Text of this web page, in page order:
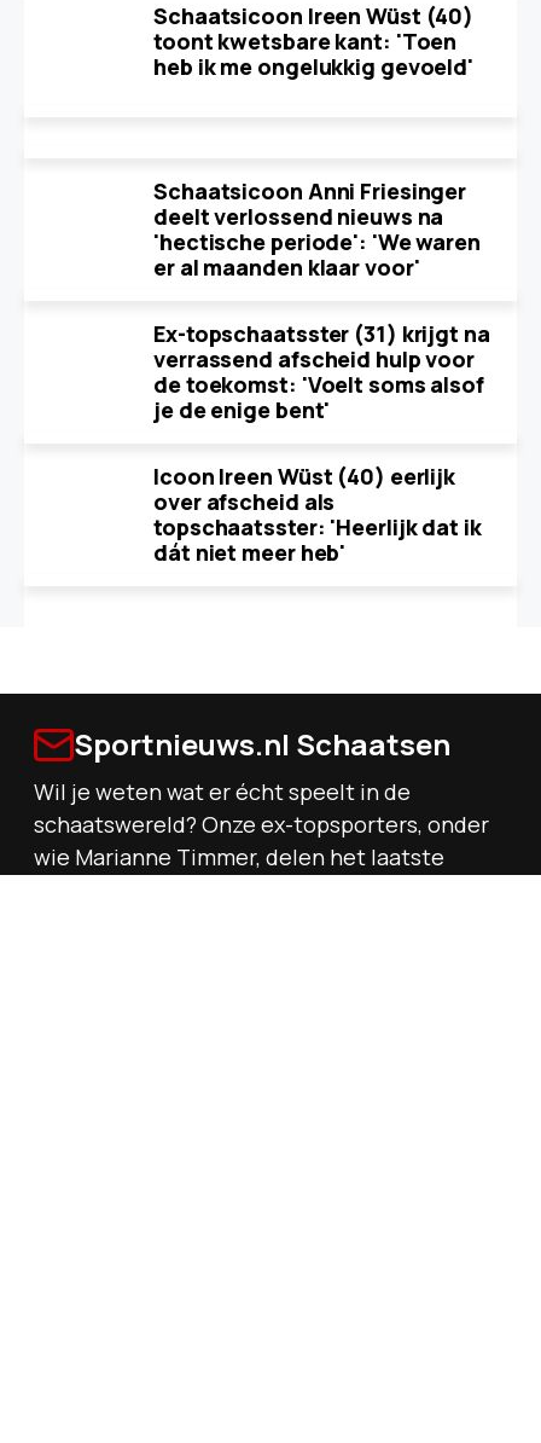
Schaatsicoon Ireen Wüst (40)
toont kwetsbare kant: 'Toen
heb ik me ongelukkig gevoeld'
Schaatsicoon Anni Friesinger
deelt verlossend nieuws na
'hectische periode': 'We waren
er al maanden klaar voor'
Ex-topschaatsster (31) krijgt na
verrassend afscheid hulp voor
de toekomst: 'Voelt soms alsof
je de enige bent'
Icoon Ireen Wüst (40) eerlijk
over afscheid als
topschaatsster: 'Heerlijk dat ik
dát niet meer heb'